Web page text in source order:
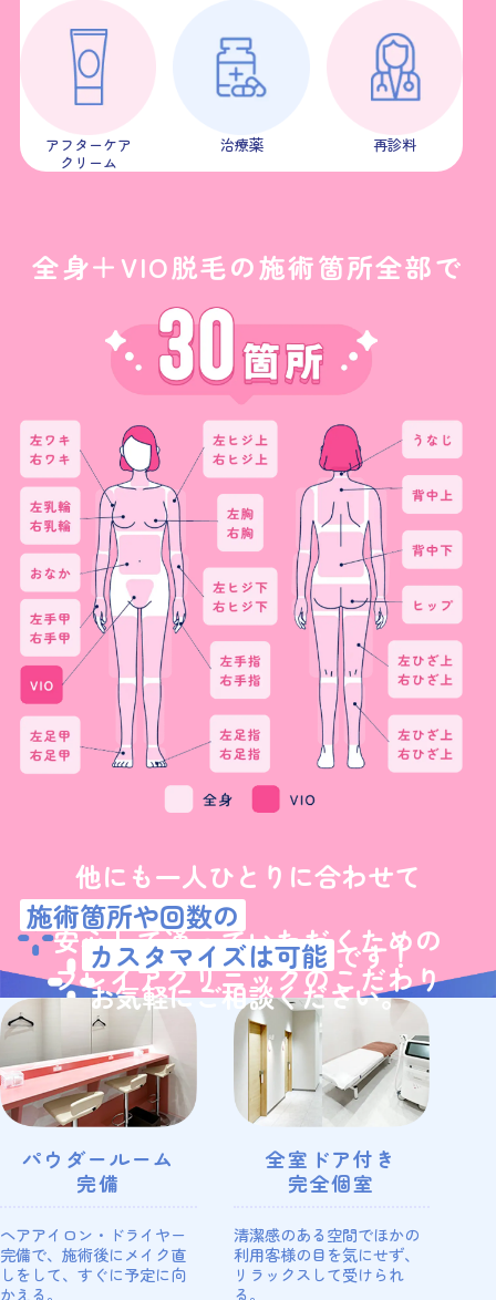
アフターケア
クリーム
治療薬 再診料
全身＋VIO脱毛の施術箇所全部で
他にも一人ひとりに合わせて
施術箇所や回数の
カスタマイズは可能 です！
お気軽にご相談ください。
安心して通っていただくための
フレイアクリニックのこだわり
パウダールーム
完備
ヘアアイロン・ドライヤー
完備で、施術後にメイク直
しをして、すぐに予定に向
かえる。
全室ドア付き
完全個室
清潔感のある空間でほかの
利用客様の目を気にせず、
リラックスして受けられ
る。